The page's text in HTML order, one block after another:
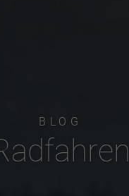
BLOG